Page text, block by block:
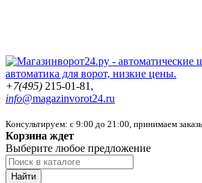
+7(495) 215-01-81,
info@magazinvorot24.ru
Консультируем: с 9:00 до 21:00, принимаем
Корзина ждет
Выберите любое предложение
Найти